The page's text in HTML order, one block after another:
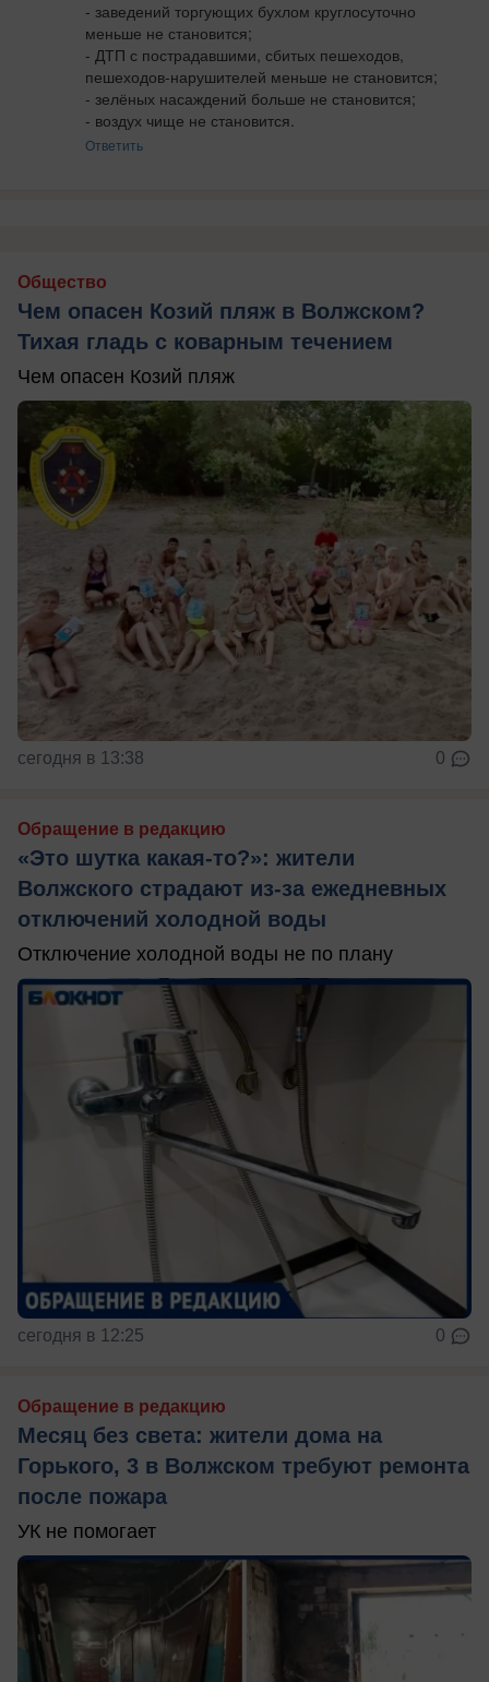
- заведений торгующих бухлом круглосуточно
меньше не становится;
- ДТП с пострадавшими, сбитых пешеходов,
пешеходов-нарушителей меньше не становится;
- зелёных насаждений больше не становится;
- воздух чище не становится.
Ответить
Общество
Чем опасен Козий пляж в Волжском?
Тихая гладь с коварным течением
Чем опасен Козий пляж
сегодня в 13:38 0
Обращение в редакцию
«Это шутка какая-то?»: жители
Волжского страдают из‑за ежедневных
отключений холодной воды
Отключение холодной воды не по плану
сегодня в 12:25 0
Обращение в редакцию
Месяц без света: жители дома на
Горького, 3 в Волжском требуют ремонта
после пожара
УК не помогает